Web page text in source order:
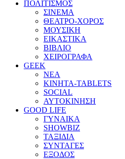
ΠΟΛΙΤΙΣΜΟΣ
ΣΙΝΕΜΑ
ΘΕΑΤΡΟ-ΧΟΡΟΣ
ΜΟΥΣΙΚΗ
ΕΙΚΑΣΤΙΚΑ
ΒΙΒΛΙΟ
ΧΕΙΡΟΓΡΑΦΑ
GEEK
ΝΕΑ
ΚΙΝΗΤΑ-TABLETS
SOCIAL
ΑΥΤΟΚΙΝΗΣΗ
GOOD LIFE
ΓΥΝΑΙΚΑ
SHOWBIZ
ΤΑΞΙΔΙΑ
ΣΥΝΤΑΓΕΣ
ΕΞΟΔΟΣ